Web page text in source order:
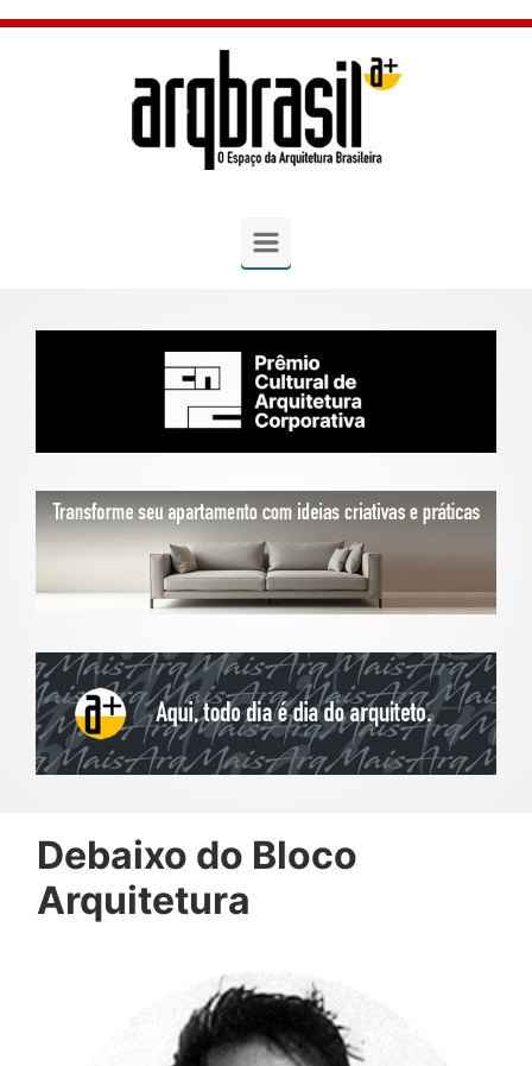
Skip to main content
Debaixo do Bloco
Arquitetura